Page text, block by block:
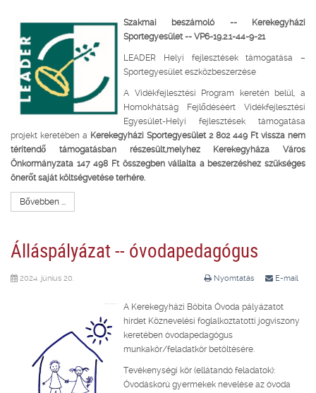
Szakmai beszámoló --
Kerekegyházi
Sportegyesület -- VP6-19.2.1-44-9-21
LEADER Helyi fejlesztések támogatása –
Sportegyesület eszközbeszerzése
A Vidékfejlesztési Program keretén belül, a
Homokhátság Fejlődéséért Vidékfejlesztési
Egyesület-Helyi fejlesztések támogatása
projekt keretében a Kerekegyházi Sportegyesület 2 802 449 Ft vissza nem
térítendő támogatásban részesült,melyhez Kerekegyháza Város
Önkormányzata 147 498 Ft összegben vállalta a beszerzéshez szükséges
önerőt saját költségvetése terhére.
Bővebben ...
Álláspályázat -- óvodapedagógus
Nyomtatás E-mail
2024. június 20.
A Kerekegyházi Bóbita Óvoda pályázatot
hirdet Köznevelési foglalkoztatotti jogviszony
keretében óvodapedagógus
munkakör/feladatkör betöltésére.
Tevékenységi kör (ellátandó feladatok):
Óvodáskorú gyermekek nevelése az óvoda